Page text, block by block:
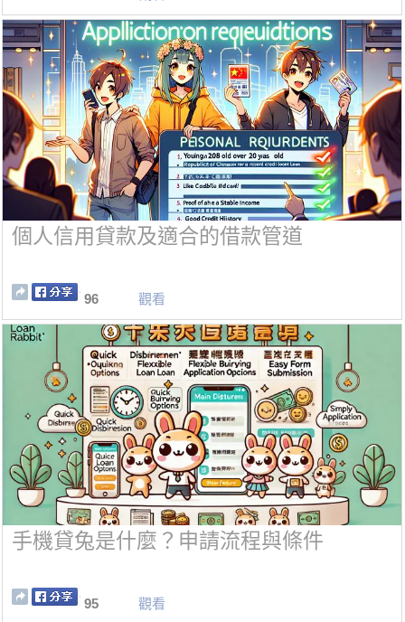
個人信用貸款及適合的借款管道
96 觀看
手機貸兔是什麼？申請流程與條件
95 觀看